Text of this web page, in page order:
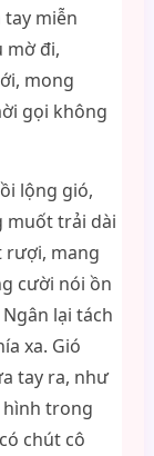
miễn
mờ đi,
mong
gọi không
lộng gió,
muốt trải dài
rượi, mang
cười nói ồn
lại tách
xa. Gió
tay ra, như
trong
chút cô